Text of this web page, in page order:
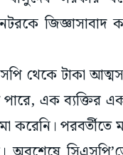
থেকে টাকা
এক ব্যক্তির
করেনি।